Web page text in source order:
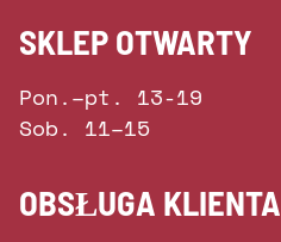
SKLEP OTWARTY
Pon.–pt. 13-19
Sob. 11–15
OBSŁUGA KLIENTA